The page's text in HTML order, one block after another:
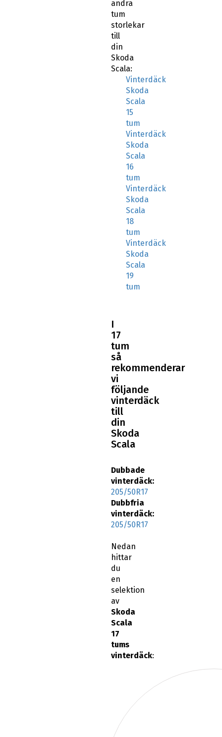
till
din
Skoda
Scala:
Vinterdäck
Skoda
Scala
15
tum
Vinterdäck
Skoda
Scala
16
tum
Vinterdäck
Skoda
Scala
18
tum
Vinterdäck
Skoda
Scala
19
tum
tum
så
rekommenderar
vi
följande
vinterdäck
till
din
Skoda
Scala
Dubbade
205/50R17
Dubbfria
vinterdäck:
205/50R17
Nedan
hittar
du
en
selektion
Skoda
17
tums
vinterdäck